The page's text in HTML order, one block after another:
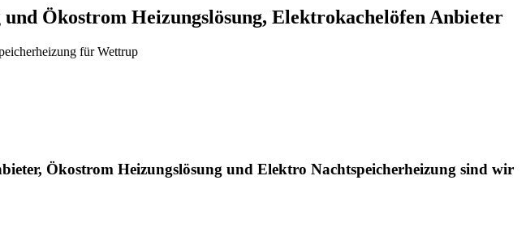
Ökostrom Heizungslösung, Elektrokachelöfen Anbieter
für Wettrup
Ökostrom Heizungslösung und Elektro Nachtspeicherheizung sind wir